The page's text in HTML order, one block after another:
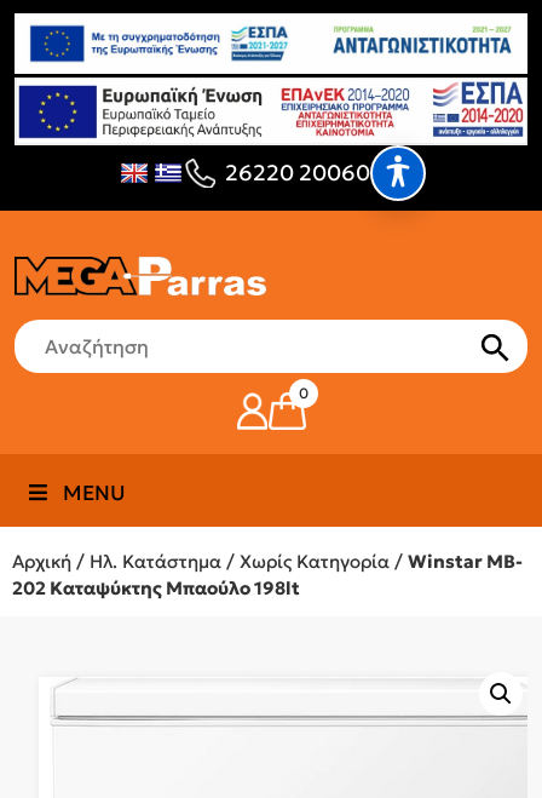
26220 20060
0
MENU
Αρχική / Ηλ. Κατάστημα / Χωρίς Κατηγορία / Winstar MB-
202 Καταψύκτης Μπαούλο 198lt